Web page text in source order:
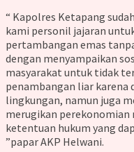
“ Kapolres Ketapang
kami personil jajaran
pertambangan emas
dengan menyampaikan
masyarakat untuk tidak
penambangan liar karena
lingkungan, namun juga
merugikan
ketentuan hukum yang
”papar AKP Helwani.